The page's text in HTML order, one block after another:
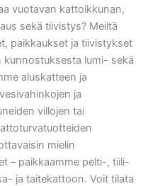
vuotavan kattoikkunan,
sekä tiivistys? Meiltä
paikkaukset ja tiivistykset
lumi- sekä
aluskatteen ja
ja
villojen tai
mielin
– paikkaamme pelti-, tiili-
ja taitekattoon. Voit tilata